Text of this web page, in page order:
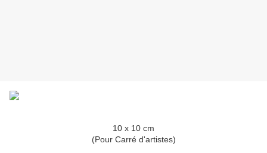
10 x 10 cm
(Pour Carré d'artistes)